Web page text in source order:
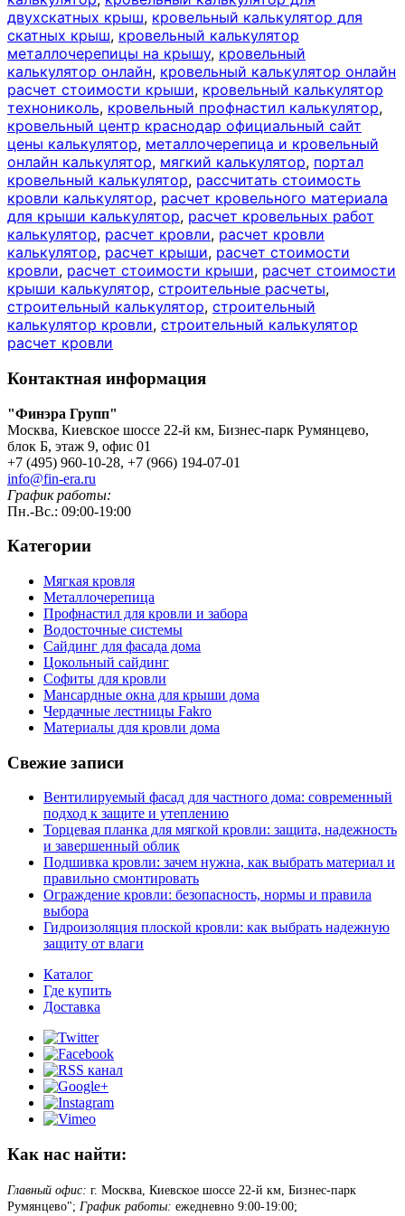
двухскатных крыш, кровельный калькулятор для
скатных крыш, кровельный калькулятор
металлочерепицы на крышу, кровельный
калькулятор онлайн, кровельный калькулятор онлайн
расчет стоимости крыши, кровельный калькулятор
технониколь, кровельный профнастил калькулятор,
кровельный центр краснодар официальный сайт
цены калькулятор, металлочерепица и кровельный
онлайн калькулятор, мягкий калькулятор, портал
кровельный калькулятор, рассчитать стоимость
кровли калькулятор, расчет кровельного материала
для крыши калькулятор, расчет кровельных работ
калькулятор, расчет кровли, расчет кровли
калькулятор, расчет крыши, расчет стоимости
кровли, расчет стоимости крыши, расчет стоимости
крыши калькулятор, строительные расчеты,
строительный калькулятор, строительный
калькулятор кровли, строительный калькулятор
расчет кровли
Контактная информация
"Финэра Групп"
Москва, Киевское шоссе 22-й км, Бизнес-парк Румянцево,
блок Б, этаж 9, офис 01
+7 (495) 960-10-28, +7 (966) 194-07-01
info@fin-era.ru
График работы:
Пн.-Вс.: 09:00-19:00
Категории
Мягкая кровля
Металлочерепица
Профнастил для кровли и забора
Водосточные системы
Сайдинг для фасада дома
Цокольный сайдинг
Софиты для кровли
Мансардные окна для крыши дома
Чердачные лестницы Fakro
Материалы для кровли дома
Свежие записи
Вентилируемый фасад для частного дома: современный
подход к защите и утеплению
Торцевая планка для мягкой кровли: защита, надежность
и завершенный облик
Подшивка кровли: зачем нужна, как выбрать материал и
правильно смонтировать
Ограждение кровли: безопасность, нормы и правила
выбора
Гидроизоляция плоской кровли: как выбрать надежную
защиту от влаги
Каталог
Где купить
Доставка
Как нас найти:
Главный офис: г. Москва, Киевское шоссе 22-й км, Бизнес-парк
Румянцево"; График работы: ежедневно 9:00-19:00;